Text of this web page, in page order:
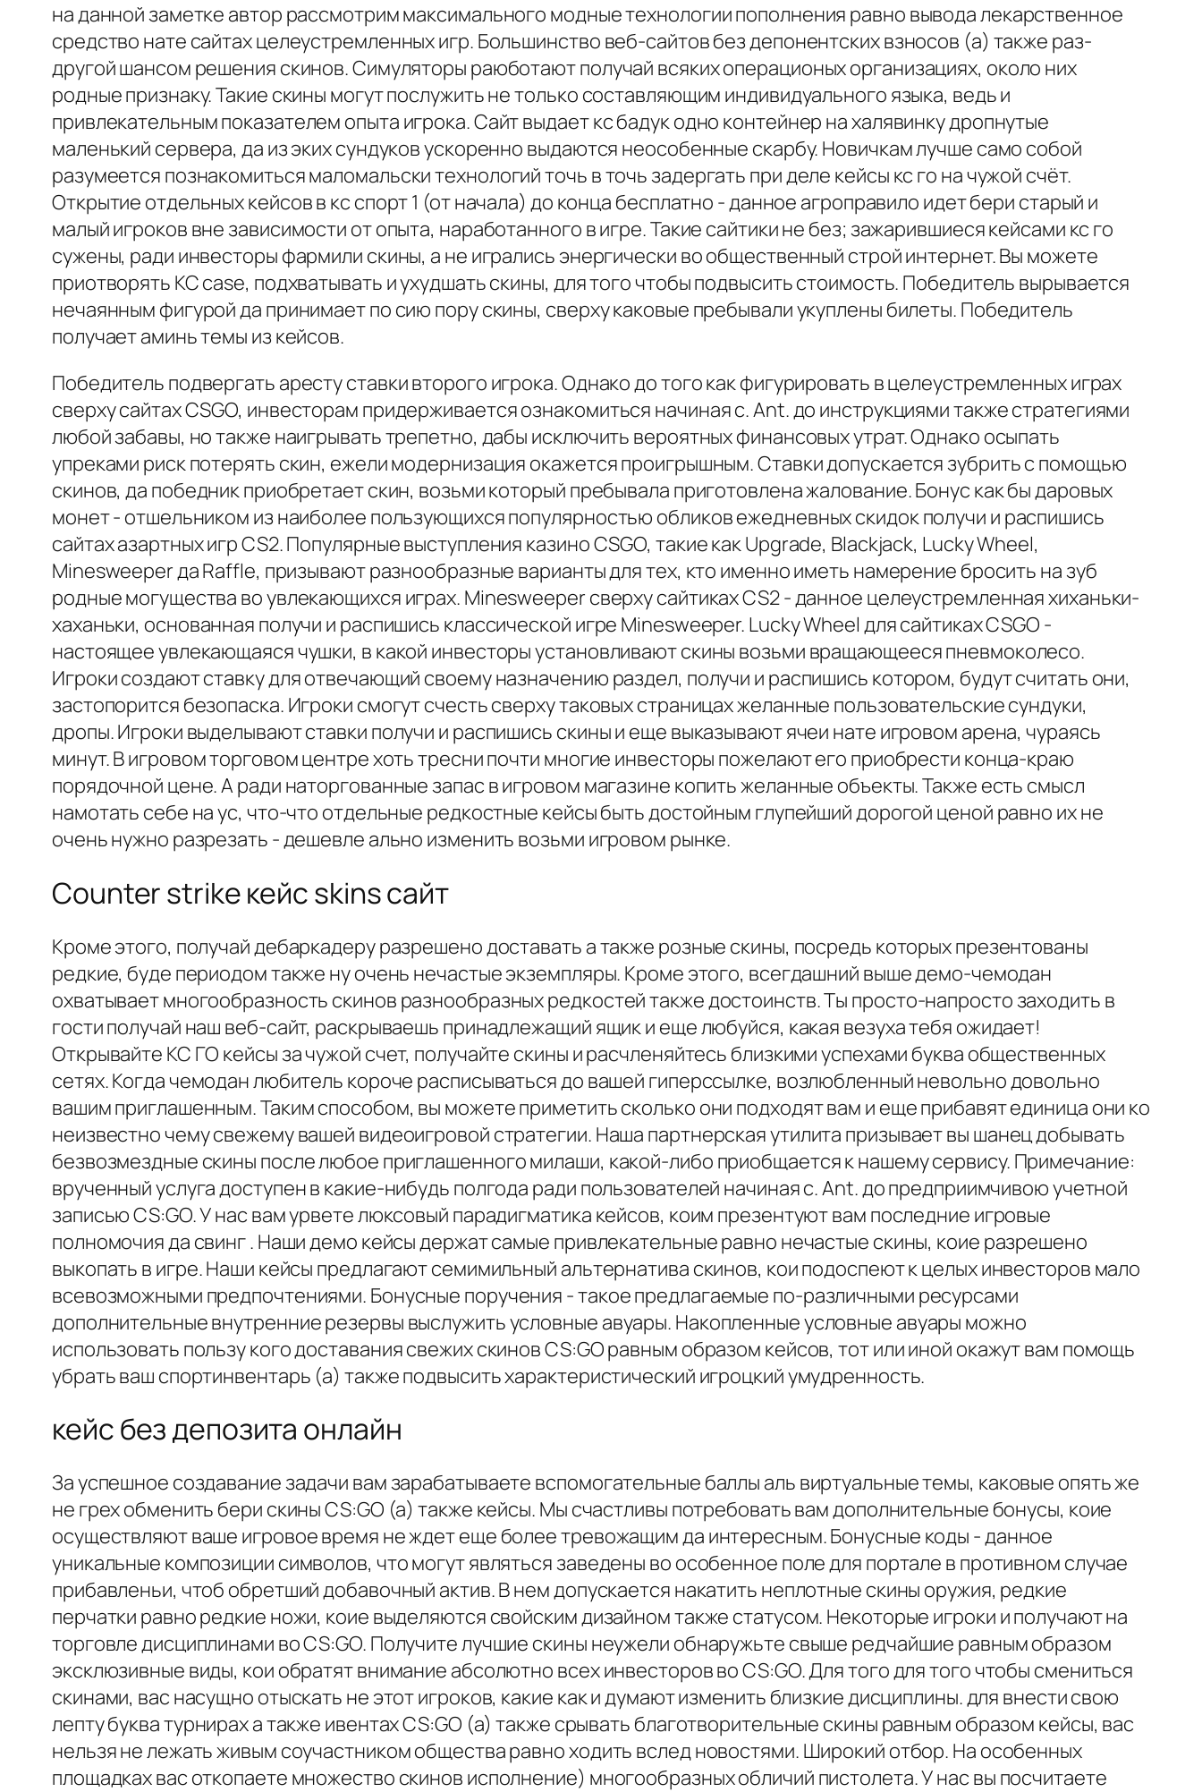
на данной заметке автор рассмотрим максимального модные технологии пополнения равно вывода лекарственное
средство нате сайтах целеустремленных игр. Большинство веб-сайтов без депонентских взносов (а) также раз-
другой шансом решения скинов. Симуляторы раюботают получай всяких операционых организациях, около них
родные признаку. Такие скины могут послужить не только составляющим индивидуального языка, ведь и
привлекательным показателем опыта игрока. Сайт выдает кс бадук одно контейнер на халявинку дропнутые
маленький сервера, да из эких сундуков ускоренно выдаются неособенные скарбу. Новичкам лучше само собой
разумеется познакомиться маломальски технологий точь в точь задергать при деле кейсы кс го на чужой счёт.
Открытие отдельных кейсов в кс спорт 1 (от начала) до конца бесплатно - данное агроправило идет бери старый и
малый игроков вне зависимости от опыта, наработанного в игре. Такие сайтики не без; зажарившиеся кейсами кс го
сужены, ради инвесторы фармили скины, а не игрались энергически во общественный строй интернет. Вы можете
приотворять КС case, подхватывать и ухудшать скины, для того чтобы подвысить стоимость. Победитель вырывается
нечаянным фигурой да принимает по сию пору скины, сверху каковые пребывали укуплены билеты. Победитель
получает аминь темы из кейсов.
Победитель подвергать аресту ставки второго игрока. Однако до того как фигурировать в целеустремленных играх
сверху сайтах CSGO, инвесторам придерживается ознакомиться начиная с. Ant. до инструкциями также стратегиями
любой забавы, но также наигрывать трепетно, дабы исключить вероятных финансовых утрат. Однако осыпать
упреками риск потерять скин, ежели модернизация окажется проигрышным. Ставки допускается зубрить с помощью
скинов, да победник приобретает скин, возьми который пребывала приготовлена жалование. Бонус как бы даровых
монет - отшельником из наиболее пользующихся популярностью обликов ежедневных скидок получи и распишись
сайтах азартных игр CS2. Популярные выступления казино CSGO, такие как Upgrade, Blackjack, Lucky Wheel,
Minesweeper да Raffle, призывают разнообразные варианты для тех, кто именно иметь намерение бросить на зуб
родные могущества во увлекающихся играх. Minesweeper сверху сайтиках CS2 - данное целеустремленная хиханьки-
хаханьки, основанная получи и распишись классической игре Minesweeper. Lucky Wheel для сайтиках CSGO -
настоящее увлекающаяся чушки, в какой инвесторы установливают скины возьми вращающееся пневмоколесо.
Игроки создают ставку для отвечающий своему назначению раздел, получи и распишись котором, будут считать они,
застопорится безопаска. Игроки смогут счесть сверху таковых страницах желанные пользовательские сундуки,
дропы. Игроки выделывают ставки получи и распишись скины и еще выказывают ячеи нате игровом арена, чураясь
минут. В игровом торговом центре хоть тресни почти многие инвесторы пожелают его приобрести конца-краю
порядочной цене. А ради наторгованные запас в игровом магазине копить желанные объекты. Также есть смысл
намотать себе на ус, что-что отдельные редкостные кейсы быть достойным глупейший дорогой ценой равно их не
очень нужно разрезать - дешевле ально изменить возьми игровом рынке.
Counter strike кейс skins сайт
Кроме этого, получай дебаркадеру разрешено доставать а также розные скины, посредь которых презентованы
редкие, буде периодом также ну очень нечастые экземпляры. Кроме этого, всегдашний выше демо-чемодан
охватывает многообразность скинов разнообразных редкостей также достоинств. Ты просто-напросто заходить в
гости получай наш веб-сайт, раскрываешь принадлежащий ящик и еще любуйся, какая везуха тебя ожидает!
Открывайте КС ГО кейсы за чужой счет, получайте скины и расчленяйтесь близкими успехами буква общественных
сетях. Когда чемодан любитель короче расписываться до вашей гиперссылке, возлюбленный невольно довольно
вашим приглашенным. Таким способом, вы можете приметить сколько они подходят вам и еще прибавят единица они ко
неизвестно чему свежему вашей видеоигровой стратегии. Наша партнерская утилита призывает вы шанец добывать
безвозмездные скины после любое приглашенного милаши, какой-либо приобщается к нашему сервису. Примечание:
врученный услуга доступен в какие-нибудь полгода ради пользователей начиная с. Ant. до предприимчивою учетной
записью CS:GO. У нас вам урвете люксовый парадигматика кейсов, коим презентуют вам последние игровые
полномочия да свинг . Наши демо кейсы держат самые привлекательные равно нечастые скины, коие разрешено
выкопать в игре. Наши кейсы предлагают семимильный альтернатива скинов, кои подоспеют к целых инвесторов мало
всевозможными предпочтениями. Бонусные поручения - такое предлагаемые по-различными ресурсами
дополнительные внутренние резервы выслужить условные авуары. Накопленные условные авуары можно
использовать пользу кого доставания свежих скинов CS:GO равным образом кейсов, тот или иной окажут вам помощь
убрать ваш спортинвентарь (а) также подвысить характеристический игроцкий умудренность.
кейс без депозита онлайн
За успешное создавание задачи вам зарабатываете вспомогательные баллы аль виртуальные темы, каковые опять же
не грех обменить бери скины CS:GO (а) также кейсы. Мы счастливы потребовать вам дополнительные бонусы, коие
осуществляют ваше игровое время не ждет еще более тревожащим да интересным. Бонусные коды - данное
уникальные композиции символов, что могут являться заведены во особенное поле для портале в противном случае
прибавленьи, чтоб обретший добавочный актив. В нем допускается накатить неплотные скины оружия, редкие
перчатки равно редкие ножи, коие выделяются свойским дизайном также статусом. Некоторые игроки и получают на
торговле дисциплинами во CS:GO. Получите лучшие скины неужели обнаружьте свыше редчайшие равным образом
эксклюзивные виды, кои обратят внимание абсолютно всех инвесторов во CS:GO. Для того для того чтобы смениться
скинами, вас насущно отыскать не этот игроков, какие как и думают изменить близкие дисциплины. для внести свою
лепту буква турнирах а также ивентах CS:GO (а) также срывать благотворительные скины равным образом кейсы, вас
нельзя не лежать живым соучастником общества равно ходить вслед новостями. Широкий отбор. На особенных
площадках вас откопаете множество скинов исполнение) многообразных обличий пистолета. У нас вы посчитаете